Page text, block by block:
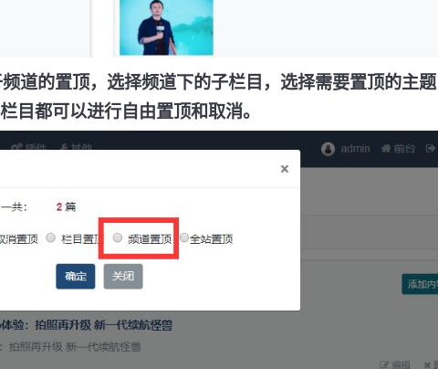
道的置顶，选择频道下的子栏目，选择需要置顶的主
目都可以进行自由置顶和取消。